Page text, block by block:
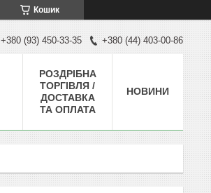
Кошик
+380 (93) 450-33-35 +380 (44) 403-00-86
РОЗДРІБНА
ТОРГІВЛЯ /
ДОСТАВКА
ТА ОПЛАТА
НОВИНИ